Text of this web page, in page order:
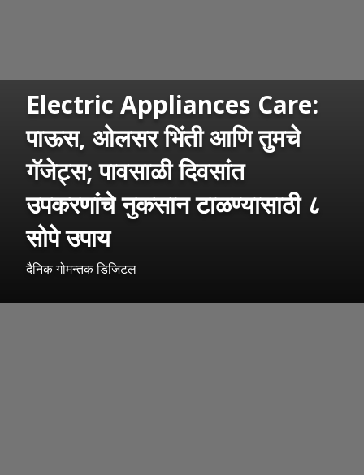
Electric Appliances Care:
पाऊस, ओलसर भिंती आणि तुमचे
गॅजेट्स; पावसाळी दिवसांत
उपकरणांचे नुकसान टाळण्यासाठी ८
सोपे उपाय
दैनिक गोमन्तक डिजिटल